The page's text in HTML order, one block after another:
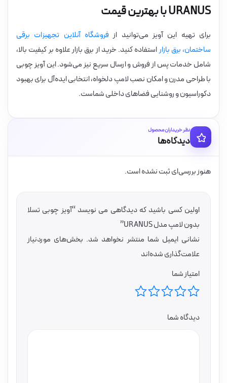
URANUS با بهترین قیمت
برای تهیه این آویز می‌توانید از فروشگاه آنلاین تجهیزات برقی
ساختمان، برق بازاراستفاده کنید. خرید از برق بازار علاوه بر کیفیت بالا،
شامل خدمات پس از فروش و ارسال سریع نیز می‌شود. این آویز چوبی
با طراحی مدرن و امکان نصب لامپ دلخواه، انتخابی ایده‌آل برای بهبود
دکوراسیون و روشنایی فضاهای داخلی شماست.
نظر خریداران محصول
دیدگاه‌ها
هنوز بررسی‌ای ثبت نشده است.
اولین کسی باشید که دیدگاهی می نویسد “آویز چوبی تسلا
بدون لامپ مدل URANUS”
نشانی ایمیل شما منتشر نخواهد شد. بخش‌های موردنیاز
علامت‌گذاری شده‌اند
امتیاز شما
دیدگاه شما